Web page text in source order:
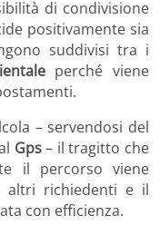
di condivisione
positivamente sia
suddivisi tra i
perché viene
– servendosi del
Gps– il tragitto che
il percorso viene
altri richiedenti e il
con efficienza.